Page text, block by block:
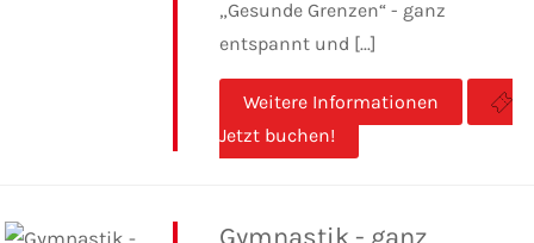
„Gesunde Grenzen“ - ganz
entspannt und [...]
Weitere Informationen
Jetzt buchen!